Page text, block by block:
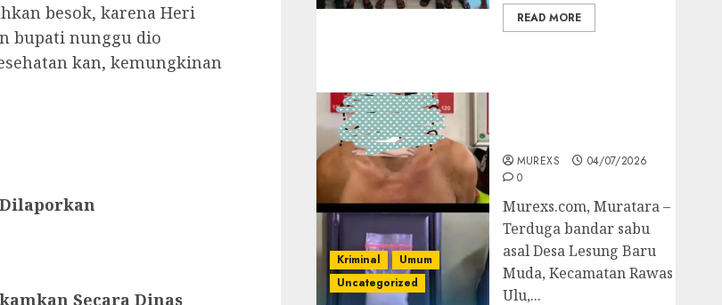
besok, karena Heri
bupati nunggu dio
kan, kemungkinan
Secara Dinas
READ MORE
Kriminal
Umum
Uncategorized
MUREXS
04/07/2026
0
Murexs.com, Muratara –
Terduga bandar sabu
asal Desa Lesung Baru
Muda, Kecamatan Rawas
Ulu,...